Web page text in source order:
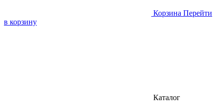
Корзина Перейти
в корзину
Каталог